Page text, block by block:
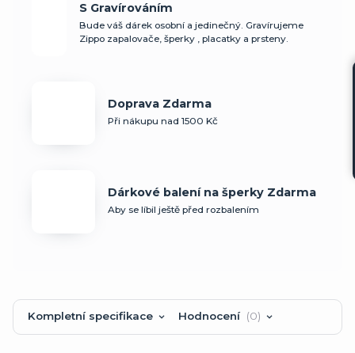
S Gravírováním
Bude váš dárek osobní a jedinečný. Gravírujeme
Zippo zapalovače, šperky , placatky a prsteny.
Doprava Zdarma
Při nákupu nad 1500 Kč
Dárkové balení na šperky Zdarma
Aby se líbil ještě před rozbalením
Kompletní specifikace Hodnocení 0